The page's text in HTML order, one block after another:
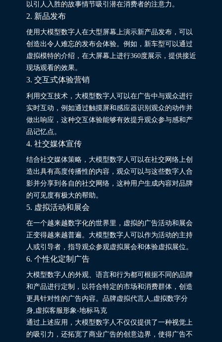
以引人入胜的故事情节吸引潜在消费者的注意力。
2. 新品发布
使用大模型数字人在大型屏幕上演示新产品发布，可以
创造出令人难忘的发布会体验。例如，新车型可以通过
虚拟模特的介绍，在大屏幕上进行360度展示，提供接近
现场观看的效果。
3. 交互式体验营销
利用交互技术，大模型数字人可以在广告中与观众进行
实时互动，例如通过触摸屏和感应器识别观众的动作并
做出响应，这种交互体验能够有效提升观众参与感和产
品记忆点。
4. 社交媒体宣传
结合社交媒体策略，大模型数字人可以在社交网络上创
造出具有高度传播性的内容，观众可以与这些数字人合
影并分享到各自的社交网络，这种用户生成内容对品牌
的可见度有极大的帮助。
5. 虚拟活动和展会
在一个越来越数字化的世界里，虚拟的广告活动和展会
正变得越来越普遍。大模型数字人可以作为活动的主持
人或引导者，指导观众参观虚拟展会和体验虚拟展位。
6. 个性化定制广告
大模型数字人的外观、语言和行为都可根据不同的品牌
和产品进行定制，以符合特定的市场和消费群体，创造
更具针对性的广告内容。品牌虚拟代言人,虚拟数字分
身,虚拟客服形象-地标马克
通过上述应用，大模型数字人不仅仅提供了一种视觉上
的吸引力，还拓宽了商业广告的创意边界，使得广告不